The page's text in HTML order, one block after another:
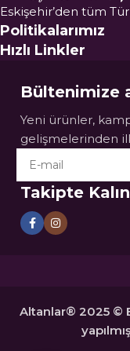
Eskişehir’den tüm
Politikalarımız
Hızlı Linkler
Bültenimize
Yeni ürünler,
gelişmelerinden
Takipte
Altanlar® 2025 ©